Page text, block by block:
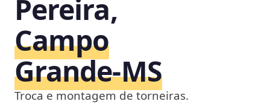
Pereira,
Campo
Grande‑MS
Troca e montagem de torneiras.